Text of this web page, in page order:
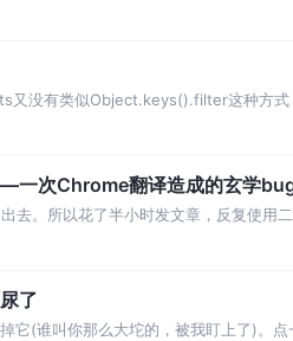
息是：光标起点位置、光标终点位置、
又没有类似Object.keys().filter这种方式
=》 如果值为函数类型，返回key，否
一次Chrome翻译造成的玄学
去。所以花了半小时发文章，反复使用
继续试。我还在发文章的时候，就看见
了
它(谁叫你那么大坨的，被我盯上了)。点